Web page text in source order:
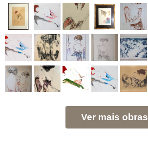
Ver mais obras